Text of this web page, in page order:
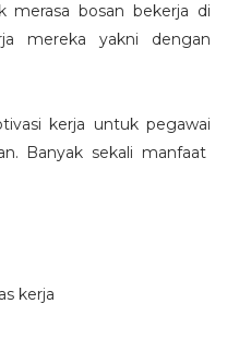
merasa bosan bekerja di
mereka yakni dengan
kerja untuk pegawai
Banyak sekali manfaat
kerja